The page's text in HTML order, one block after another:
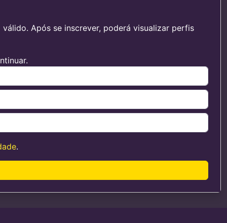
Após se inscrever, poderá visualizar perfis
.